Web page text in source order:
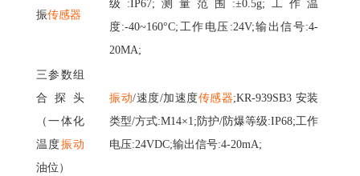
振传感器
级:IP67;测量范围:±0.5g;工作温
度:-40~160°C;工作电压:24V;输出信号:4-
20MA;
三参数组
合探头
（一体化
温度振动
油位）
振动/速度/加速度传感器;KR-939SB3 安装
类型/方式:M14×1;防护/防爆等级:IP68;工作
电压:24VDC;输出信号:4-20mA;